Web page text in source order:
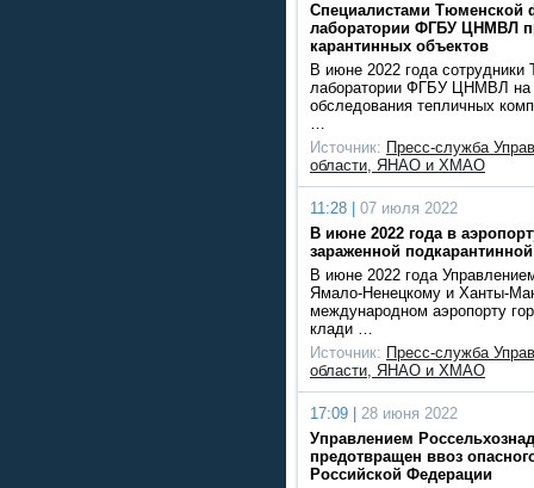
Специалистами Тюменской
лаборатории ФГБУ ЦНМВЛ
карантинных объектов
В июне 2022 года
лаборатории ФГБУ ЦНМВЛ на
обследования тепличных
…
Источник: Пресс-служба
области, ЯНАО и ХМАО
11:28 |
07 июля 2022
В июне 2022 года в
зараженной
В июне 2022 года
Ямало-Ненецкому и Ханты-
международном аэропорту
клади …
Источник: Пресс-служба
области, ЯНАО и ХМАО
17:09 |
28 июня 2022
Управлением
предотвращен ввоз
Российской Федерации